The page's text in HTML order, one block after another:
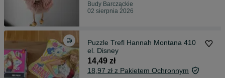
Budy Barcząckie
02 sierpnia 2026
Puzzle Trefl Hannah Montana 410
el. Disney
14,49 zł
18,97 zł z Pakietem Ochronnym